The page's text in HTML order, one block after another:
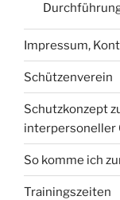
Impressum,
Schützenverein
Schutzkonzept
interpersoneller
So komme ich
Trainingszeiten